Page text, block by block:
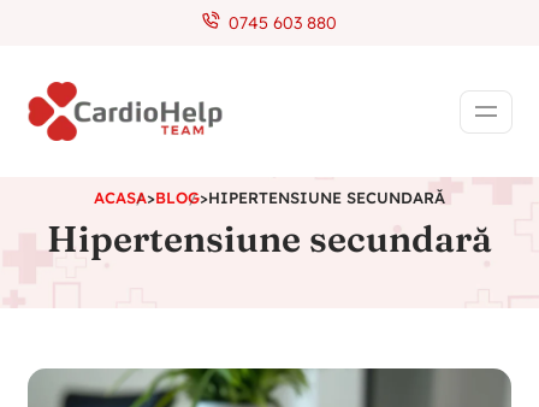
0745 603 880
ACASA>BLOG>HIPERTENSIUNE SECUNDARĂ
Hipertensiune secundară